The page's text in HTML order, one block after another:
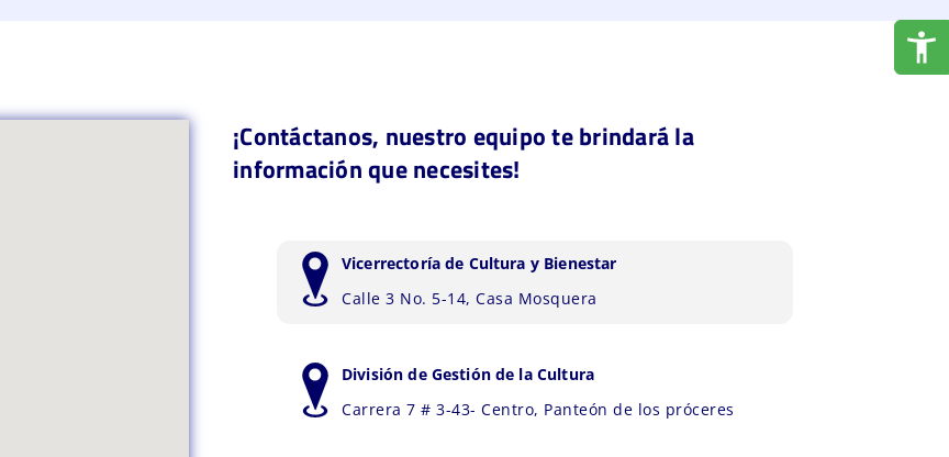
¡Contáctanos, nuestro equipo te brindará la
información que necesites!
Vicerrectoría de Cultura y Bienestar
Calle 3 No. 5-14, Casa Mosquera
División de Gestión de la Cultura
Carrera 7 # 3-43- Centro, Panteón de los próceres